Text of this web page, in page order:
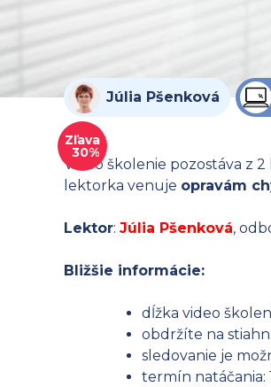
Júlia Pšenková
Zľava
30%
Video školenie pozostáva z
lektorka venuje opravám
Lektor: Júlia Pšenková,
Bližšie informácie:
dĺžka video
obdržíte na
sledovanie je
termín natáčania: